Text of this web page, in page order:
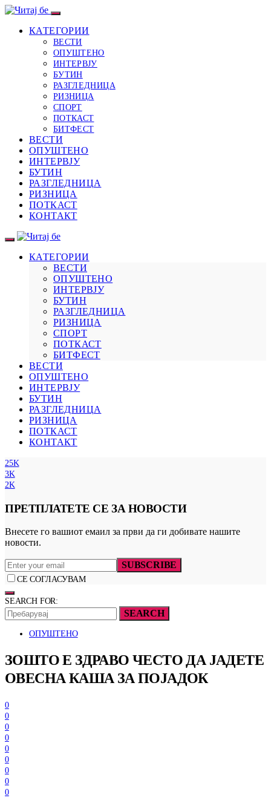
КАТЕГОРИИ
ВЕСТИ
ОПУШТЕНО
ИНТЕРВЈУ
БУТИН
РАЗГЛЕДНИЦА
РИЗНИЦА
СПОРТ
ПОТКАСТ
БИТФЕСТ
ВЕСТИ
ОПУШТЕНО
ИНТЕРВЈУ
БУТИН
РАЗГЛЕДНИЦА
РИЗНИЦА
ПОТКАСТ
КОНТАКТ
КАТЕГОРИИ
ВЕСТИ
ОПУШТЕНО
ИНТЕРВЈУ
БУТИН
РАЗГЛЕДНИЦА
РИЗНИЦА
СПОРТ
ПОТКАСТ
БИТФЕСТ
ВЕСТИ
ОПУШТЕНО
ИНТЕРВЈУ
БУТИН
РАЗГЛЕДНИЦА
РИЗНИЦА
ПОТКАСТ
КОНТАКТ
25K
3K
2K
ПРЕТПЛАТЕТЕ СЕ ЗА НОВОСТИ
Внесете го вашиот емаил за први да ги добивате нашите
новости.
SUBSCRIBE
СЕ СОГЛАСУВАМ
SEARCH FOR:
SEARCH
ОПУШТЕНО
ЗОШТО Е ЗДРАВО ЧЕСТО ДА ЈАДЕТЕ
ОВЕСНА КАША ЗА ПОЈАДОК
0
0
0
0
0
0
0
0
0